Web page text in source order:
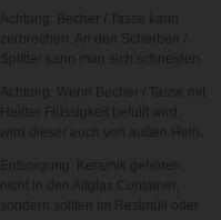
Achtung: Becher / Tasse kann
zerbrechen. An den Scherben /
Splitter kann man sich schneiden.
Achtung: Wenn Becher / Tasse mit
Heißer Flüssigkeit befüllt wird,
wird dieser auch von außen Heiß.
Entsorgung: Keramik gehören
nicht in den Altglas Container,
sondern sollten im Restmüll oder